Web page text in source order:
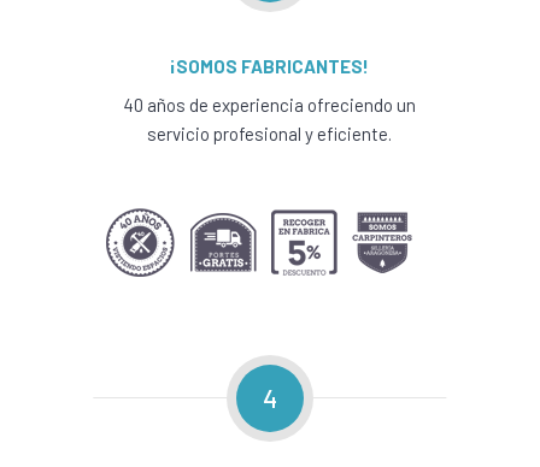
¡SOMOS FABRICANTES!
40 años de experiencia ofreciendo un
servicio profesional y eficiente.
4